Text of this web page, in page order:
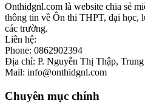
Onthidgnl.com là website chia sẻ
thông tin về Ôn thi THPT, đại học,
các trường.
Liên hệ:
Phone: 0862902394
Địa chỉ: P. Nguyễn Thị Thập,
Mail: info@onthidgnl.com
Chuyên mục chính